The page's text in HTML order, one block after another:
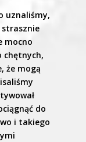
uznaliśmy,
mocno
chętnych,
że mogą
do
i takiego